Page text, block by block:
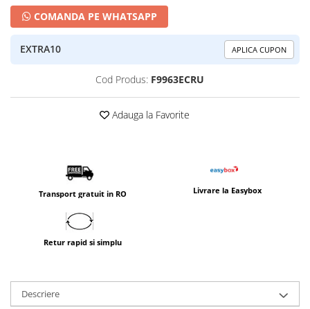
COMANDA PE WHATSAPP
EXTRA10 APLICA CUPON
Cod Produs: F9963ECRU
Adauga la Favorite
Transport gratuit in RO Livrare la Easybox
Retur rapid si simplu
Descriere